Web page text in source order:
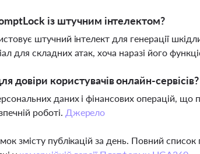
із штучним інтелектом?
штучний інтелект для генерації
для складних атак, хоча наразі його
довіри користувачів онлайн-сервісів?
даних і фінансових операцій, що
роботі. Джерело
змісту публікацій за день. Повний